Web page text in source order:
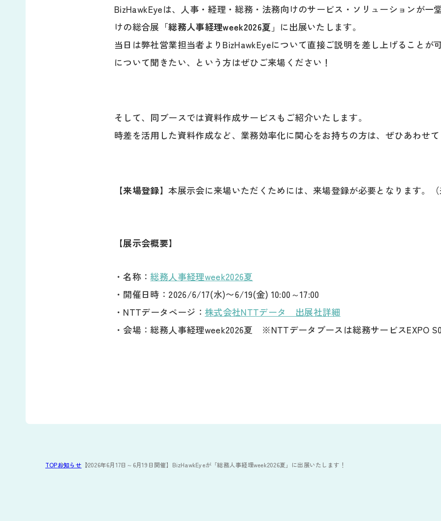
BizHawkEyeは、人事・経理・総務・法務向けのサービス・ソリューションが一
けの総合展「総務人事経理week2026夏 」に出展いたします。
当日は弊社営業担当者よりBizHawkEyeについて直接ご説明を差し上げることが
について聞きたい、という方はぜひご来場ください！
そして、同ブースでは資料作成サービスもご紹介いたします。
時差を活用した資料作成など、業務効率化に関心をお持ちの方は、ぜひあわせ
【来場登録】本展示会に来場いただくためには、来場登録が必要となります。
【展示会概要】
・名称：総務人事経理week2026夏
・開催日時：2026/6/17(水)〜6/19(金) 10:00～17:00
・NTTデータページ： 株式会社NTTデータ 出展社詳細
・会場：総務人事経理week2026夏 ※NTTデータブースは総務サービスEXPO
TOPお知らせ 【2026年6月17日～6月19日開催】BizHawkEyeが「総務人事経理week2026夏」に出展いたします！